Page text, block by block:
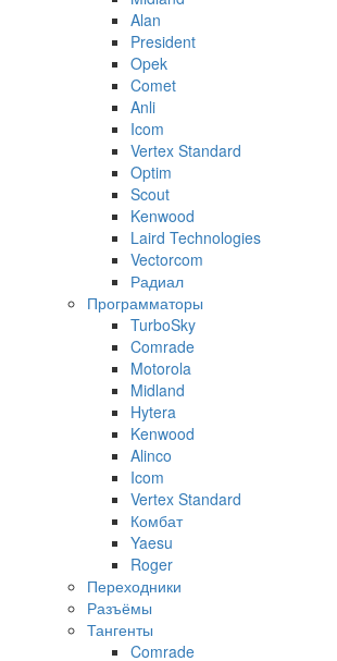
Alan
President
Opek
Comet
Anli
Icom
Vertex Standard
Optim
Scout
Kenwood
Laird Technologies
Vectorcom
Радиал
Программаторы
TurboSky
Comrade
Motorola
Midland
Hytera
Kenwood
Alinco
Icom
Vertex Standard
Комбат
Yaesu
Roger
Переходники
Разъёмы
Тангенты
Comrade